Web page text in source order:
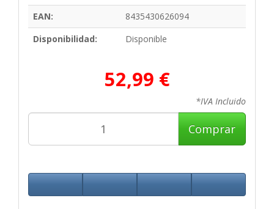
EAN:
8435430626094
Disponibilidad:
Disponible
52,99 €
*IVA Incluido
Comprar